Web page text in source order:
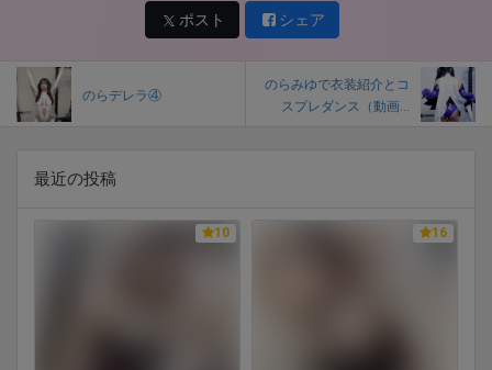
ポスト シェア
のらデレラ④
のらみゆで衣装紹介とコ
スプレダンス（動画...
最近の投稿
10 16